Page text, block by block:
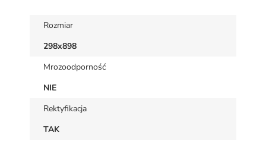
Rozmiar
298x898
Mrozoodporność
NIE
Rektyfikacja
TAK